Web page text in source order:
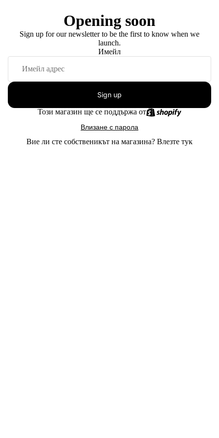
Opening soon
Sign up for our newsletter to be the first to know when we
launch.
Имейл
Sign up
Този магазин ще се поддържа от
Влизане с парола
Вие ли сте собственикът на магазина? Влезте тук